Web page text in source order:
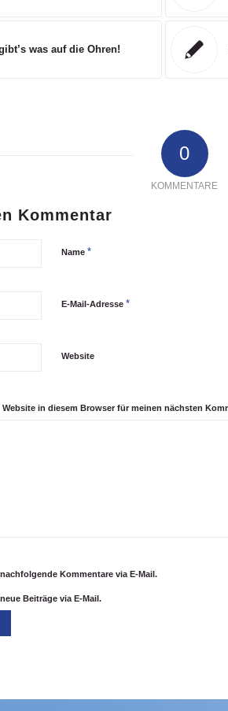
was auf die Ohren!
0
KOMMENTARE
Kommentar
Name *
E-Mail-Adresse *
Website
Website in diesem Browser für meinen nächsten
Kommentare via E-Mail.
Beiträge via E-Mail.